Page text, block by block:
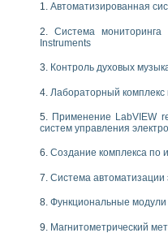
экспериментальной физики
выпадения осадка в реальном
цвета модели CIE L*a*b с
анализа в
газовых пузырьков по
стенда для исследования
диагностики плазмы
свойств
Автоматизированная
Система мониторинга
Instruments
Контроль духовых
Лабораторный
Применение LabVIEW
систем управления
Создание комплекса по
Система автоматизации
Функциональные модули
Магнитометрический